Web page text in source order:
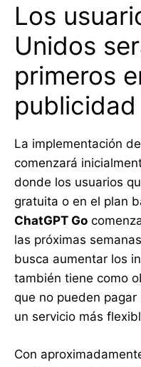
Los
Unidos
primeros
publicidad
La implementación
comenzará
donde los usuarios
gratuita o en el plan
ChatGPT Go
las próximas
busca aumentar los
también tiene como
que no pueden
un servicio más
Con